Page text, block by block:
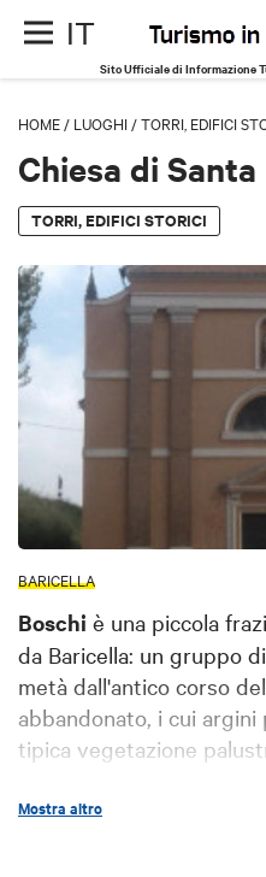
IT
Sito Ufficiale di Informazione
HOME / LUOGHI /TORRI, EDIFICI
Chiesa di
TORRI, EDIFICI STORICI
BARICELLA
Boschi è una piccola
da Baricella: un gruppo
metà dall'antico corso
abbandonato, i cui argini
tipica vegetazione
Mostra altro